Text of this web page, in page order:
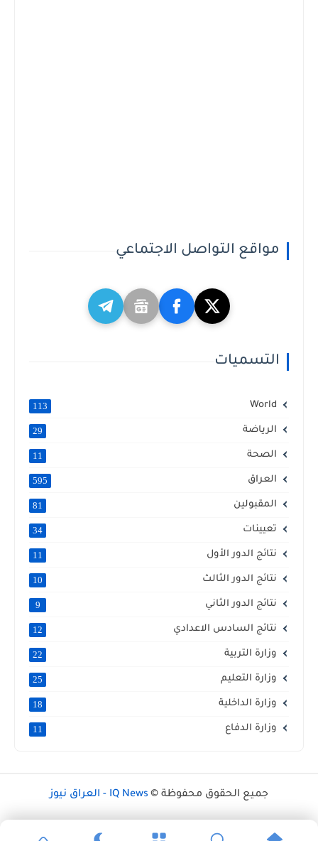
مواقع التواصل الاجتماعي
التسميات
World
113
الرياضة 29
الصحة 11
العراق 595
المقبولين 81
تعيينات 34
نتائج الدور الأول 11
نتائج الدور الثالث 10
نتائج الدور الثاني 9
نتائج السادس الاعدادي 12
وزارة التربية 22
وزارة التعليم 25
وزارة الداخلية 18
وزارة الدفاع 11
جميع الحقوق محفوظة © IQ News - العراق نيوز